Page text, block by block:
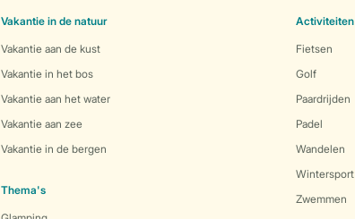
Vakantie in de natuur
Vakantie aan de kust
Vakantie in het bos
Vakantie aan het water
Vakantie aan zee
Vakantie in de bergen
Thema's
Activiteiten
Fietsen
Golf
Paardrijden
Padel
Wandelen
Wintersport
Zwemmen